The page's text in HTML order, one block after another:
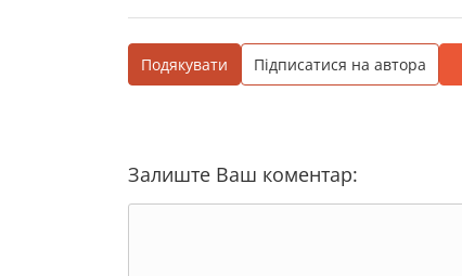
Подякувати Підписатися на автора
Залиште Ваш коментар: